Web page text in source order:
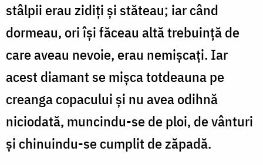
stâlpii erau zidiți și stăteau; iar când
dormeau, ori își făceau altă trebuință de
care aveau nevoie, erau nemișcați. Iar
acest diamant se mișca totdeauna pe
creanga copacului și nu avea odihnă
niciodată, muncindu-se de ploi, de vânturi
și chinuindu-se cumplit de zăpadă.